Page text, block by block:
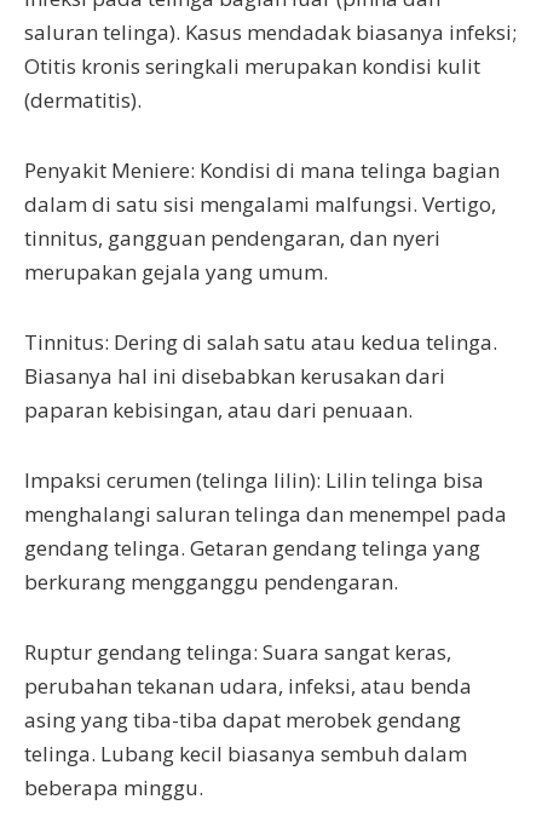
saluran telinga). Kasus mendadak biasanya infeksi;
Otitis kronis seringkali merupakan kondisi kulit
(dermatitis).
Penyakit Meniere: Kondisi di mana telinga bagian
dalam di satu sisi mengalami malfungsi. Vertigo,
tinnitus, gangguan pendengaran, dan nyeri
merupakan gejala yang umum.
Tinnitus: Dering di salah satu atau kedua telinga.
Biasanya hal ini disebabkan kerusakan dari
paparan kebisingan, atau dari penuaan.
Impaksi cerumen (telinga lilin): Lilin telinga bisa
menghalangi saluran telinga dan menempel pada
gendang telinga. Getaran gendang telinga yang
berkurang mengganggu pendengaran.
Ruptur gendang telinga: Suara sangat keras,
perubahan tekanan udara, infeksi, atau benda
asing yang tiba-tiba dapat merobek gendang
telinga. Lubang kecil biasanya sembuh dalam
beberapa minggu.